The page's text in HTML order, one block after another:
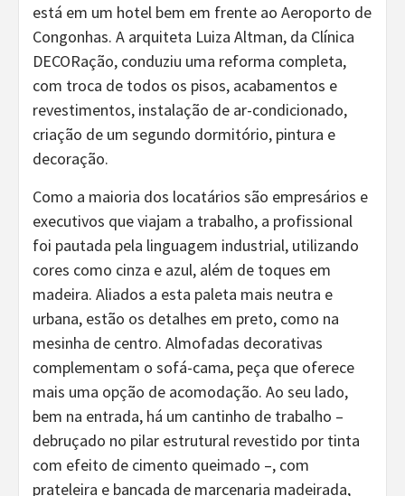
está em um hotel bem em frente ao Aeroporto de
Congonhas. A arquiteta Luiza Altman, da Clínica
DECORação, conduziu uma reforma completa,
com troca de todos os pisos, acabamentos e
revestimentos, instalação de ar-condicionado,
criação de um segundo dormitório, pintura e
decoração.
Como a maioria dos locatários são empresários e
executivos que viajam a trabalho, a profissional
foi pautada pela linguagem industrial, utilizando
cores como cinza e azul, além de toques em
madeira. Aliados a esta paleta mais neutra e
urbana, estão os detalhes em preto, como na
mesinha de centro. Almofadas decorativas
complementam o sofá-cama, peça que oferece
mais uma opção de acomodação. Ao seu lado,
bem na entrada, há um cantinho de trabalho –
debruçado no pilar estrutural revestido por tinta
com efeito de cimento queimado –, com
prateleira e bancada de marcenaria madeirada,